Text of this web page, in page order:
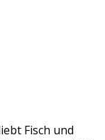
Fisch und